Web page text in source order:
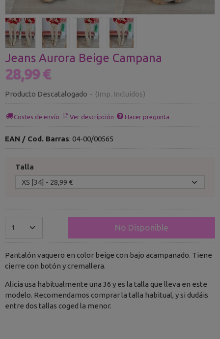
Jeans Aurora Beige Campana
28,99 €
Producto Descatalogado - (Imp. Incluidos)
Costes de envío Ver descripción Hacer pregunta
EAN / Cod. Barras: 04-00/00565
Talla
No Disponible
Pantalón vaquero en color beige con bajo acampanado. Tiene
cierre con botón y cremallera.
Alicia usa habitualmente una 36 y es la talla que lleva en este
modelo. Recomendamos comprar la talla habitual, y si dudáis
entre dos tallas coged la menor.